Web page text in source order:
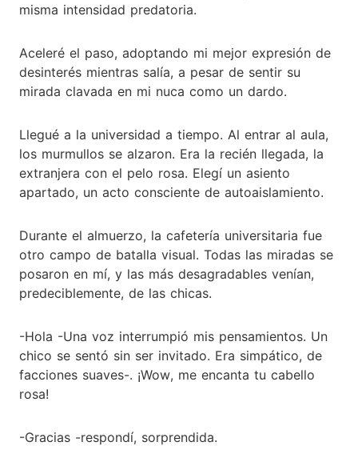
misma intensidad predatoria.
Aceleré el paso, adoptando mi mejor expresión de
desinterés mientras salía, a pesar de sentir su
mirada clavada en mi nuca como un dardo.
Llegué a la universidad a tiempo. Al entrar al aula,
los murmullos se alzaron. Era la recién llegada, la
extranjera con el pelo rosa. Elegí un asiento
apartado, un acto consciente de autoaislamiento.
Durante el almuerzo, la cafetería universitaria fue
otro campo de batalla visual. Todas las miradas se
posaron en mí, y las más desagradables venían,
predeciblemente, de las chicas.
-Hola -Una voz interrumpió mis pensamientos. Un
chico se sentó sin ser invitado. Era simpático, de
facciones suaves-. ¡Wow, me encanta tu cabello
rosa!
-Gracias -respondí, sorprendida.